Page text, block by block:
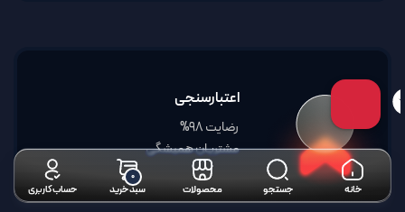
اعتبارسنجی
رضایت 98%
مشتریان همیشگی
خانه جستجو محصولات سبد خرید
۰
حساب کاربری
تحویل سریع
گارانتی واقعی تا روز آخر
راه اندازی راحت